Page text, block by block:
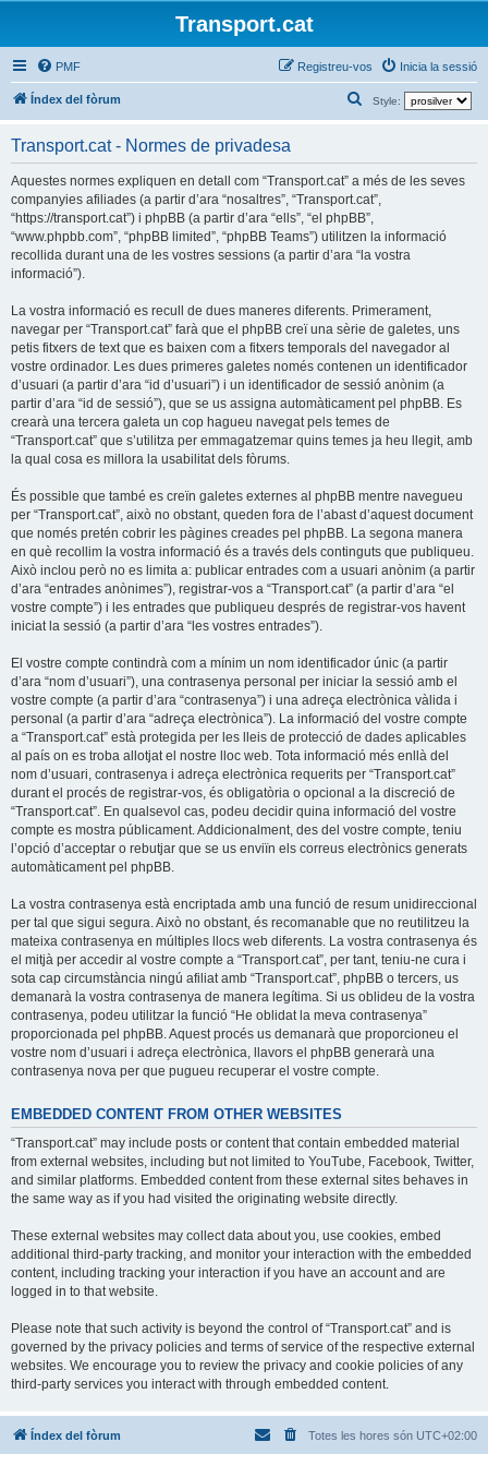
Transport.cat
PMF Inicia la sessió
Registreu-vos
Índex del fòrum Style:
e
c
a
Transport.cat - Normes de privadesa
Aquestes normes expliquen en detall com “Transport.cat” a més de les seves
companyies afiliades (a partir d’ara “nosaltres”, “Transport.cat”,
“https://transport.cat”) i phpBB (a partir d’ara “ells”, “el phpBB”,
“www.phpbb.com”, “phpBB limited”, “phpBB Teams”) utilitzen la informació
recollida durant una de les vostres sessions (a partir d’ara “la vostra
informació”).
La vostra informació es recull de dues maneres diferents. Primerament,
navegar per “Transport.cat” farà que el phpBB creï una sèrie de galetes, uns
petis fitxers de text que es baixen com a fitxers temporals del navegador al
vostre ordinador. Les dues primeres galetes només contenen un identificador
d’usuari (a partir d’ara “id d’usuari”) i un identificador de sessió anònim (a
partir d’ara “id de sessió”), que se us assigna automàticament pel phpBB. Es
crearà una tercera galeta un cop hagueu navegat pels temes de
“Transport.cat” que s’utilitza per emmagatzemar quins temes ja heu llegit, amb
la qual cosa es millora la usabilitat dels fòrums.
És possible que també es creïn galetes externes al phpBB mentre navegueu
per “Transport.cat”, això no obstant, queden fora de l’abast d’aquest document
que només pretén cobrir les pàgines creades pel phpBB. La segona manera
en què recollim la vostra informació és a través dels continguts que publiqueu.
Això inclou però no es limita a: publicar entrades com a usuari anònim (a partir
d’ara “entrades anònimes”), registrar-vos a “Transport.cat” (a partir d’ara “el
vostre compte”) i les entrades que publiqueu després de registrar-vos havent
iniciat la sessió (a partir d’ara “les vostres entrades”).
El vostre compte contindrà com a mínim un nom identificador únic (a partir
d’ara “nom d’usuari”), una contrasenya personal per iniciar la sessió amb el
vostre compte (a partir d’ara “contrasenya”) i una adreça electrònica vàlida i
personal (a partir d’ara “adreça electrònica”). La informació del vostre compte
a “Transport.cat” està protegida per les lleis de protecció de dades aplicables
al país on es troba allotjat el nostre lloc web. Tota informació més enllà del
nom d’usuari, contrasenya i adreça electrònica requerits per “Transport.cat”
durant el procés de registrar-vos, és obligatòria o opcional a la discreció de
“Transport.cat”. En qualsevol cas, podeu decidir quina informació del vostre
compte es mostra públicament. Addicionalment, des del vostre compte, teniu
l’opció d’acceptar o rebutjar que se us enviïn els correus electrònics generats
automàticament pel phpBB.
La vostra contrasenya està encriptada amb una funció de resum unidireccional
per tal que sigui segura. Això no obstant, és recomanable que no reutilitzeu la
mateixa contrasenya en múltiples llocs web diferents. La vostra contrasenya és
el mitjà per accedir al vostre compte a “Transport.cat”, per tant, teniu-ne cura i
sota cap circumstància ningú afiliat amb “Transport.cat”, phpBB o tercers, us
demanarà la vostra contrasenya de manera legítima. Si us oblideu de la vostra
contrasenya, podeu utilitzar la funció “He oblidat la meva contrasenya”
proporcionada pel phpBB. Aquest procés us demanarà que proporcioneu el
vostre nom d’usuari i adreça electrònica, llavors el phpBB generarà una
contrasenya nova per que pugueu recuperar el vostre compte.
EMBEDDED CONTENT FROM OTHER WEBSITES
“Transport.cat” may include posts or content that contain embedded material
from external websites, including but not limited to YouTube, Facebook, Twitter,
and similar platforms. Embedded content from these external sites behaves in
the same way as if you had visited the originating website directly.
These external websites may collect data about you, use cookies, embed
additional third-party tracking, and monitor your interaction with the embedded
content, including tracking your interaction if you have an account and are
logged in to that website.
Please note that such activity is beyond the control of “Transport.cat” and is
governed by the privacy policies and terms of service of the respective external
websites. We encourage you to review the privacy and cookie policies of any
third-party services you interact with through embedded content.
Índex del fòrum Totes les hores són UTC+02:00